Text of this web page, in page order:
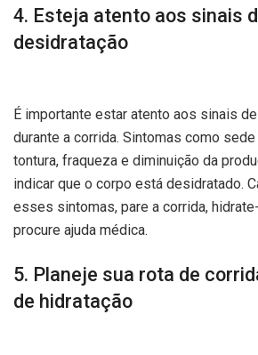
4. Esteja atento aos sinais
desidratação
É importante estar atento aos sinais
durante a corrida. Sintomas como
tontura, fraqueza e diminuição da
indicar que o corpo está desidratado.
esses sintomas, pare a corrida,
procure ajuda médica.
5. Planeje sua rota de
de hidratação